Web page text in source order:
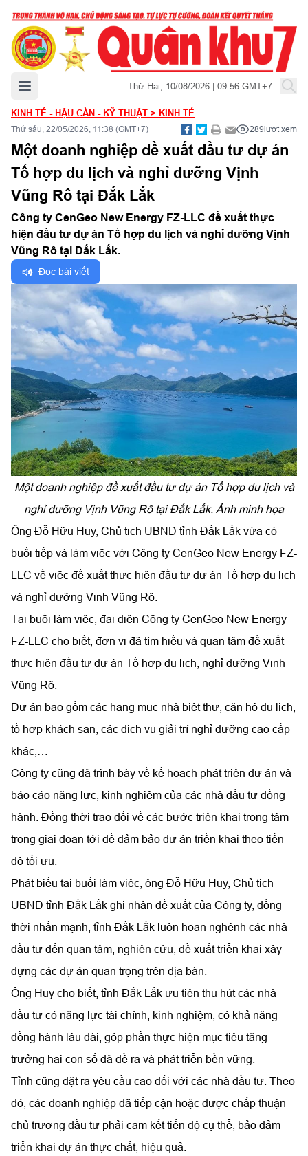
Mở menu chính Thứ Hai, 10/08/2026 | 09:56 GMT+7
KINH TẾ - HẬU CẦN - KỸ THUẬT > KINH TẾ
Thứ sáu, 22/05/2026, 11:38 (GMT+7) 289lượt xem
Một doanh nghiệp đề xuất đầu tư dự án
Tổ hợp du lịch và nghỉ dưỡng Vịnh
Vũng Rô tại Đắk Lắk
Công ty CenGeo New Energy FZ-LLC đề xuất thực
hiện đầu tư dự án Tổ hợp du lịch và nghỉ dưỡng Vịnh
Vũng Rô tại Đắk Lắk.
Đọc bài viết
Một doanh nghiệp đề xuất đầu tư dự án Tổ hợp du lịch và
nghỉ dưỡng Vịnh Vũng Rô tại Đắk Lắk. Ảnh minh họa
Ông Đỗ Hữu Huy, Chủ tịch UBND tỉnh Đắk Lắk vừa có
buổi tiếp và làm việc với Công ty CenGeo New Energy FZ-
LLC về việc đề xuất thực hiện đầu tư dự án Tổ hợp du lịch
và nghỉ dưỡng Vịnh Vũng Rô.
Tại buổi làm việc, đại diện Công ty CenGeo New Energy
FZ-LLC cho biết, đơn vị đã tìm hiểu và quan tâm đề xuất
thực hiện đầu tư dự án Tổ hợp du lịch, nghỉ dưỡng Vịnh
Vũng Rô.
Dự án bao gồm các hạng mục nhà biệt thự, căn hộ du lịch,
tổ hợp khách sạn, các dịch vụ giải trí nghỉ dưỡng cao cấp
khác,…
Công ty cũng đã trình bày về kế hoạch phát triển dự án và
báo cáo năng lực, kinh nghiệm của các nhà đầu tư đồng
hành. Đồng thời trao đổi về các bước triển khai trọng tâm
trong giai đoạn tới để đảm bảo dự án triển khai theo tiến
độ tối ưu.
Phát biểu tại buổi làm việc, ông Đỗ Hữu Huy, Chủ tịch
UBND tỉnh Đắk Lắk ghi nhận đề xuất của Công ty, đồng
thời nhấn mạnh, tỉnh Đắk Lắk luôn hoan nghênh các nhà
đầu tư đến quan tâm, nghiên cứu, đề xuất triển khai xây
dựng các dự án quan trọng trên địa bàn.
Ông Huy cho biết, tỉnh Đắk Lắk ưu tiên thu hút các nhà
đầu tư có năng lực tài chính, kinh nghiệm, có khả năng
đồng hành lâu dài, góp phần thực hiện mục tiêu tăng
trưởng hai con số đã đề ra và phát triển bền vững.
Tỉnh cũng đặt ra yêu cầu cao đối với các nhà đầu tư. Theo
đó, các doanh nghiệp đã tiếp cận hoặc được chấp thuận
chủ trương đầu tư phải cam kết tiến độ cụ thể, bảo đảm
triển khai dự án thực chất, hiệu quả.